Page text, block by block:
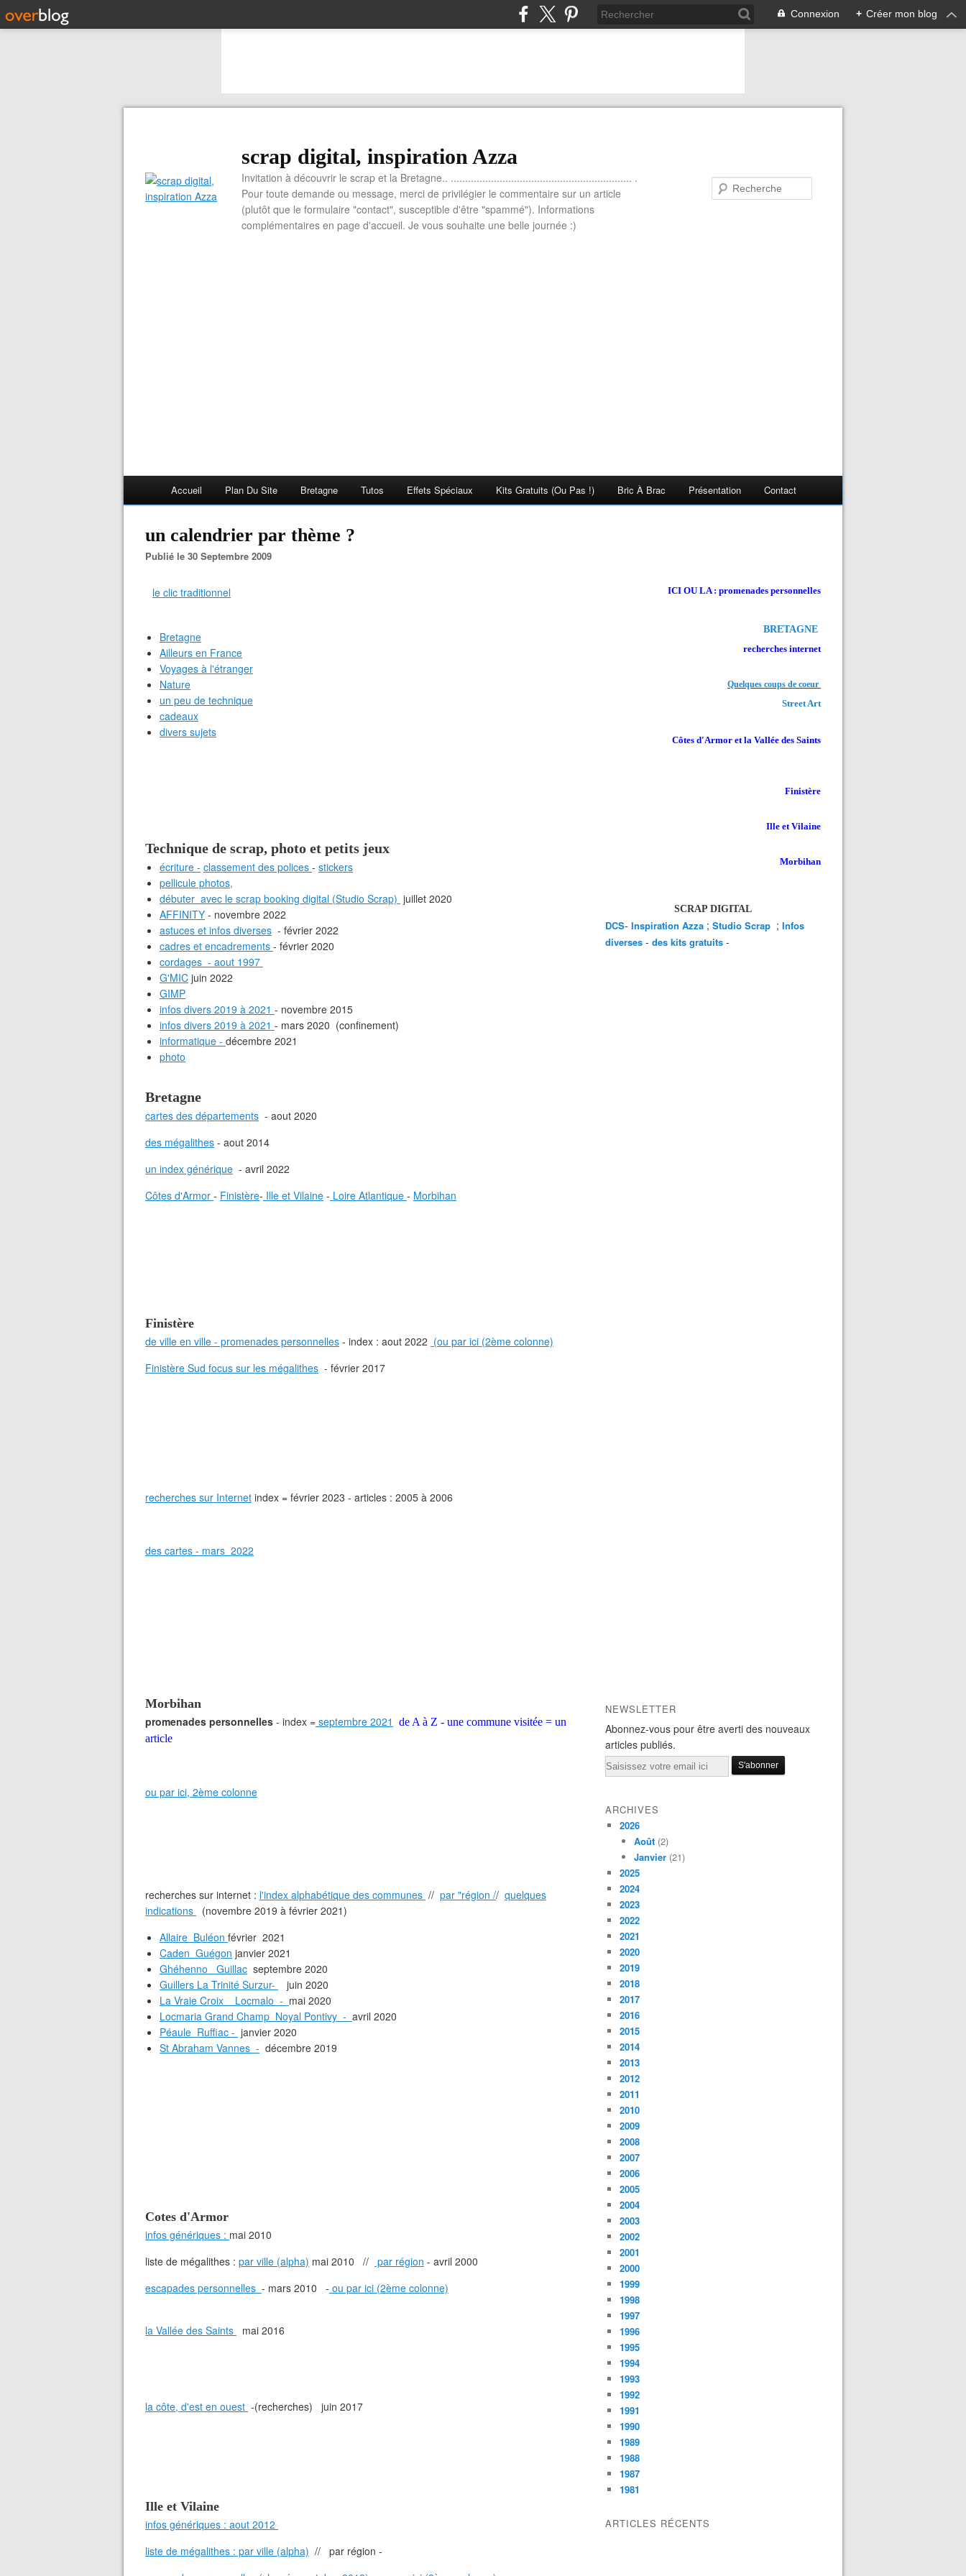
Connexion + Créer mon blog
scrap digital, inspiration Azza
Invitation à découvrir le scrap et la Bretagne.. ............................................................... .
Pour toute demande ou message, merci de privilégier le commentaire sur un article
(plutôt que le formulaire "contact", susceptible d'être "spammé"). Informations
complémentaires en page d'accueil. Je vous souhaite une belle journée :)
Accueil Plan Du Site Bretagne Tutos Effets Spéciaux Kits Gratuits (ou Pas !) Bric À Brac Présentation Contact
un calendrier par thème ?
Publié le 30 Septembre 2009
le clic traditionnel
Bretagne
Ailleurs en France
Voyages à l'étranger
Nature
un peu de technique
cadeaux
divers sujets
Technique de scrap, photo et petits jeux
écriture - classement des polices - stickers
pellicule photos,
débuter avec le scrap booking digital (Studio Scrap) juillet 2020
AFFINITY - novembre 2022
astuces et infos diverses - février 2022
cadres et encadrements - février 2020
cordages - aout 1997
G'MIC juin 2022
GIMP
infos divers 2019 à 2021 - novembre 2015
infos divers 2019 à 2021 - mars 2020 (confinement)
informatique - décembre 2021
photo
Bretagne
cartes des départements - aout 2020
des mégalithes - aout 2014
un index générique - avril 2022
Côtes d'Armor - Finistère- Ille et Vilaine - Loire Atlantique - Morbihan
Finistère
de ville en ville - promenades personnelles - index : aout 2022 (ou par ici (2ème colonne)
Finistère Sud focus sur les mégalithes - février 2017
recherches sur Internet index = février 2023 - articles : 2005 à 2006
des cartes - mars 2022
Morbihan
promenades personnelles - index = septembre 2021
de A à Z - une commune visitée = un
article
ou par ici, 2ème colonne
recherches sur internet : l'index alphabétique des communes // par "région // quelques
indications
(novembre 2019 à février 2021)
Allaire Buléon février 2021
Caden Guégon janvier 2021
Ghéhenno Guillac septembre 2020
Guillers La Trinité Surzur-
juin 2020
La Vraie Croix Locmalo - mai 2020
Locmaria Grand Champ Noyal Pontivy - avril 2020
Péaule Ruffiac - janvier 2020
St Abraham Vannes - décembre 2019
Cotes d'Armor
infos génériques : mai 2010
liste de mégalithes : par ville (alpha) mai 2010 // par région - avril 2000
escapades personnelles - mars 2010 - ou par ici (2ème colonne)
la Vallée des Saints mai 2016
la côte, d'est en ouest -(recherches) juin 2017
Ille et Vilaine
infos génériques : aout 2012
liste de mégalithes : par ville (alpha) // par région -
ICI OU LA : promenades personnelles
BRETAGNE
recherches internet
Quelques coups de coeur
Street Art
Côtes d'Armor et la Vallée des Saints
Finistère
Ille et Vilaine
Morbihan
SCRAP DIGITAL
DCS- Inspiration Azza ; Studio Scrap ; Infos
diverses - des kits gratuits -
NEWSLETTER
Abonnez-vous pour être averti des nouveaux
articles publiés.
Email
ARCHIVES
2026
Août (2)
Janvier (21)
2025
2024
2023
2022
2021
2020
2019
2018
2017
2016
2015
2014
2013
2012
2011
2010
2009
2008
2007
2006
2005
2004
2003
2002
2001
2000
1999
1998
1997
1996
1995
1994
1993
1992
1991
1990
1989
1988
1987
1981
ARTICLES RÉCENTS